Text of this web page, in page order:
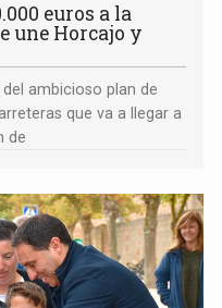
euros a la
une Horcajo y
ambicioso plan de
que va a llegar a
de